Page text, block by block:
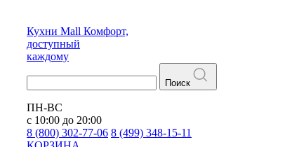
Кухни Mall Комфорт,
доступный
каждому
Поиск
ПН-ВС
с 10:00 до 20:00
8 (800) 302-77-06 8 (499) 348-15-11